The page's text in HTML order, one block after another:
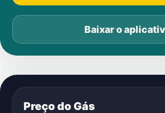
Baixar o
Preço do Gás